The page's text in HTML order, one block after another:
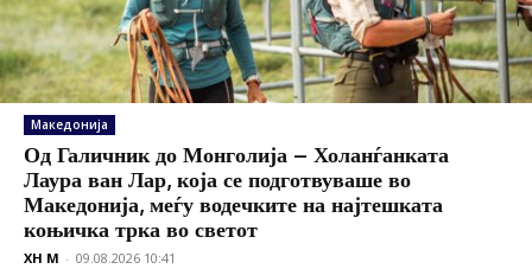
Македонија
Од Галичник до Монголија – Холанѓанката
Лаура ван Лар, која се подготвуваше во
Македонија, меѓу водечките на најтешката
коњичка трка во светот
XH M - 09.08.2026 10:41